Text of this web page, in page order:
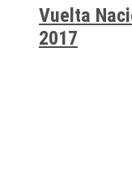
Vuelta
2017